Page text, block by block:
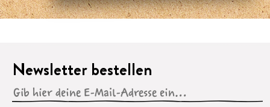
Newsletter bestellen